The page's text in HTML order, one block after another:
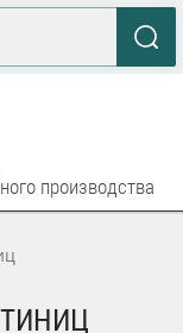
производства